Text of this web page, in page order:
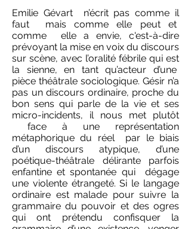
Emilie Gévart n’écrit pas comme il
faut mais comme elle peut et
comme elle a envie, c'est-à-dire
prévoyant la mise en voix du discours
sur scène, avec l’oralité fébrile qui est
la sienne, en tant qu’acteur d’une
pièce théâtrale sociologique. Gésir n’a
pas un discours ordinaire, proche du
bon sens qui parle de la vie et ses
micro-incidents, il nous met plutôt
face à une représentation
métaphorique du réel par le biais
d’un discours atypique, d’une
poétique-théâtrale délirante parfois
enfantine et spontanée qui dégage
une violente étrangeté. Si le langage
ordinaire est malade pour suivre la
grammaire du pouvoir et des ogres
qui ont prétendu confisquer la